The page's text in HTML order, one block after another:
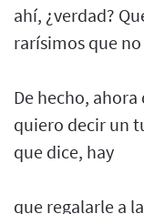
ahí, ¿verdad?
rarísimos que
De hecho,
quiero decir un
que dice, hay
que regalarle a